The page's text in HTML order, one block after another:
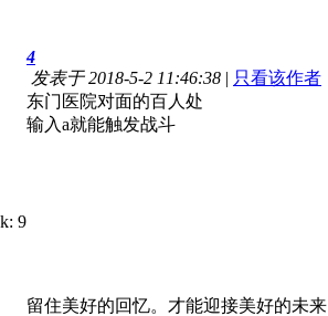
4
发表于 2018-5-2 11:46:38 | 只看该作者
东门医院对面的百人处
输入a就能触发战斗
留住美好的回忆。才能迎接美好的未来